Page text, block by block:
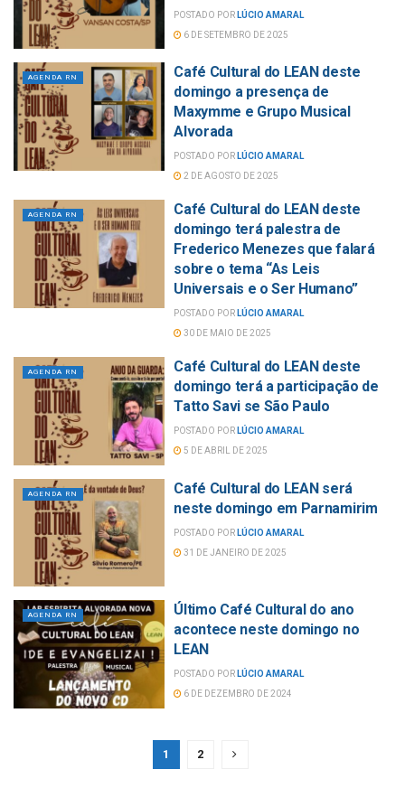
POSTADO POR LÚCIO AMARAL
6 DE SETEMBRO DE 2025
AGENDA RN
Café Cultural do LEAN deste
domingo a presença de
Maxymme e Grupo Musical
Alvorada
POSTADO POR LÚCIO AMARAL
2 DE AGOSTO DE 2025
AGENDA RN
Café Cultural do LEAN deste
domingo terá palestra de
Frederico Menezes que falará
sobre o tema “As Leis
Universais e o Ser Humano”
POSTADO POR LÚCIO AMARAL
30 DE MAIO DE 2025
AGENDA RN
Café Cultural do LEAN deste
domingo terá a participação de
Tatto Savi se São Paulo
POSTADO POR LÚCIO AMARAL
5 DE ABRIL DE 2025
AGENDA RN
Café Cultural do LEAN será
neste domingo em Parnamirim
POSTADO POR LÚCIO AMARAL
31 DE JANEIRO DE 2025
AGENDA RN
Último Café Cultural do ano
acontece neste domingo no
LEAN
POSTADO POR LÚCIO AMARAL
6 DE DEZEMBRO DE 2024
1 2